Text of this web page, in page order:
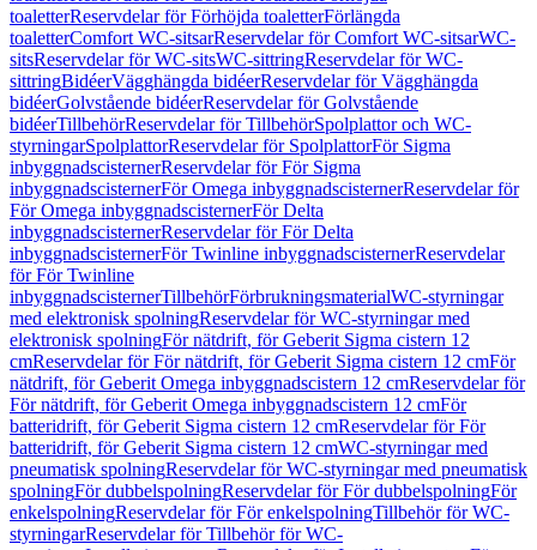
toaletterReservdelar för Förhöjda toaletterFörlängda
toaletterComfort WC-sitsarReservdelar för Comfort WC-sitsarWC-
sitsReservdelar för WC-sitsWC-sittringReservdelar för WC-
sittringBidéerVägghängda bidéerReservdelar för Vägghängda
bidéerGolvstående bidéerReservdelar för Golvstående
bidéerTillbehörReservdelar för TillbehörSpolplattor och WC-
styrningarSpolplattorReservdelar för SpolplattorFör Sigma
inbyggnadscisternerReservdelar för För Sigma
inbyggnadscisternerFör Omega inbyggnadscisternerReservdelar för
För Omega inbyggnadscisternerFör Delta
inbyggnadscisternerReservdelar för För Delta
inbyggnadscisternerFör Twinline inbyggnadscisternerReservdelar
för För Twinline
inbyggnadscisternerTillbehörFörbrukningsmaterialWC-styrningar
med elektronisk spolningReservdelar för WC-styrningar med
elektronisk spolningFör nätdrift, för Geberit Sigma cistern 12
cmReservdelar för För nätdrift, för Geberit Sigma cistern 12 cmFör
nätdrift, för Geberit Omega inbyggnadscistern 12 cmReservdelar för
För nätdrift, för Geberit Omega inbyggnadscistern 12 cmFör
batteridrift, för Geberit Sigma cistern 12 cmReservdelar för För
batteridrift, för Geberit Sigma cistern 12 cmWC-styrningar med
pneumatisk spolningReservdelar för WC-styrningar med pneumatisk
spolningFör dubbelspolningReservdelar för För dubbelspolningFör
enkelspolningReservdelar för För enkelspolningTillbehör för WC-
styrningarReservdelar för Tillbehör för WC-